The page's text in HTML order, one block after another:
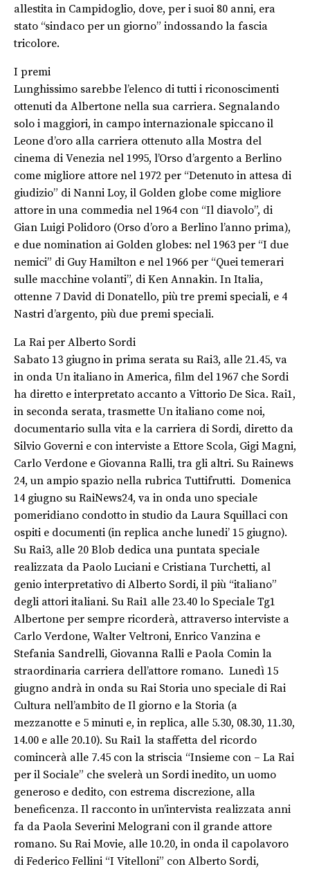
allestita in Campidoglio, dove, per i suoi 80 anni, era
stato “sindaco per un giorno” indossando la fascia
tricolore.
I premi
Lunghissimo sarebbe l’elenco di tutti i riconoscimenti
ottenuti da Albertone nella sua carriera. Segnalando
solo i maggiori, in campo internazionale spiccano il
Leone d’oro alla carriera ottenuto alla Mostra del
cinema di Venezia nel 1995, l’Orso d’argento a Berlino
come migliore attore nel 1972 per “Detenuto in attesa di
giudizio” di Nanni Loy, il Golden globe come migliore
attore in una commedia nel 1964 con “Il diavolo”, di
Gian Luigi Polidoro (Orso d’oro a Berlino l’anno prima),
e due nomination ai Golden globes: nel 1963 per “I due
nemici” di Guy Hamilton e nel 1966 per “Quei temerari
sulle macchine volanti”, di Ken Annakin. In Italia,
ottenne 7 David di Donatello, più tre premi speciali, e 4
Nastri d’argento, più due premi speciali.
La Rai per Alberto Sordi
Sabato 13 giugno in prima serata su Rai3, alle 21.45, va
in onda Un italiano in America, film del 1967 che Sordi
ha diretto e interpretato accanto a Vittorio De Sica. Rai1,
in seconda serata, trasmette Un italiano come noi,
documentario sulla vita e la carriera di Sordi, diretto da
Silvio Governi e con interviste a Ettore Scola, Gigi Magni,
Carlo Verdone e Giovanna Ralli, tra gli altri. Su Rainews
24, un ampio spazio nella rubrica Tuttifrutti. Domenica
14 giugno su RaiNews24, va in onda uno speciale
pomeridiano condotto in studio da Laura Squillaci con
ospiti e documenti (in replica anche lunedi’ 15 giugno).
Su Rai3, alle 20 Blob dedica una puntata speciale
realizzata da Paolo Luciani e Cristiana Turchetti, al
genio interpretativo di Alberto Sordi, il più “italiano”
degli attori italiani. Su Rai1 alle 23.40 lo Speciale Tg1
Albertone per sempre ricorderà, attraverso interviste a
Carlo Verdone, Walter Veltroni, Enrico Vanzina e
Stefania Sandrelli, Giovanna Ralli e Paola Comin la
straordinaria carriera dell’attore romano. Lunedì 15
giugno andrà in onda su Rai Storia uno speciale di Rai
Cultura nell’ambito de Il giorno e la Storia (a
mezzanotte e 5 minuti e, in replica, alle 5.30, 08.30, 11.30,
14.00 e alle 20.10). Su Rai1 la staffetta del ricordo
comincerà alle 7.45 con la striscia “Insieme con – La Rai
per il Sociale” che svelerà un Sordi inedito, un uomo
generoso e dedito, con estrema discrezione, alla
beneficenza. Il racconto in un’intervista realizzata anni
fa da Paola Severini Melograni con il grande attore
romano. Su Rai Movie, alle 10.20, in onda il capolavoro
di Federico Fellini “I Vitelloni” con Alberto Sordi,